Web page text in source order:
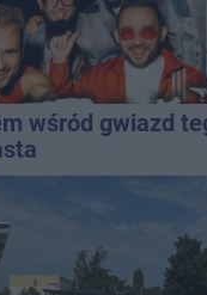
wśród gwiazd